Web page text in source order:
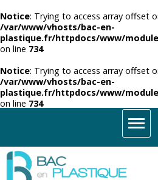
Notice: Trying to access array offset
/var/www/vhosts/bac-en-
plastique.fr/httpdocs/www/
on line 734
Notice: Trying to access array offset
/var/www/vhosts/bac-en-
plastique.fr/httpdocs/www/
on line 734